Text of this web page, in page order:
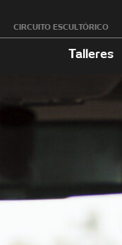
CIRCUITO ESCULTÓRICO
Talleres